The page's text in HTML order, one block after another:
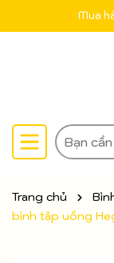
Mua
Trang chủ
bình tập uống